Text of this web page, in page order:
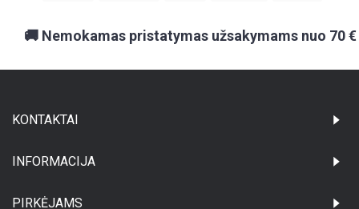
🚚 Nemokamas pristatymas užsakymams nuo 70 €
KONTAKTAI
INFORMACIJA
PIRKĖJAMS